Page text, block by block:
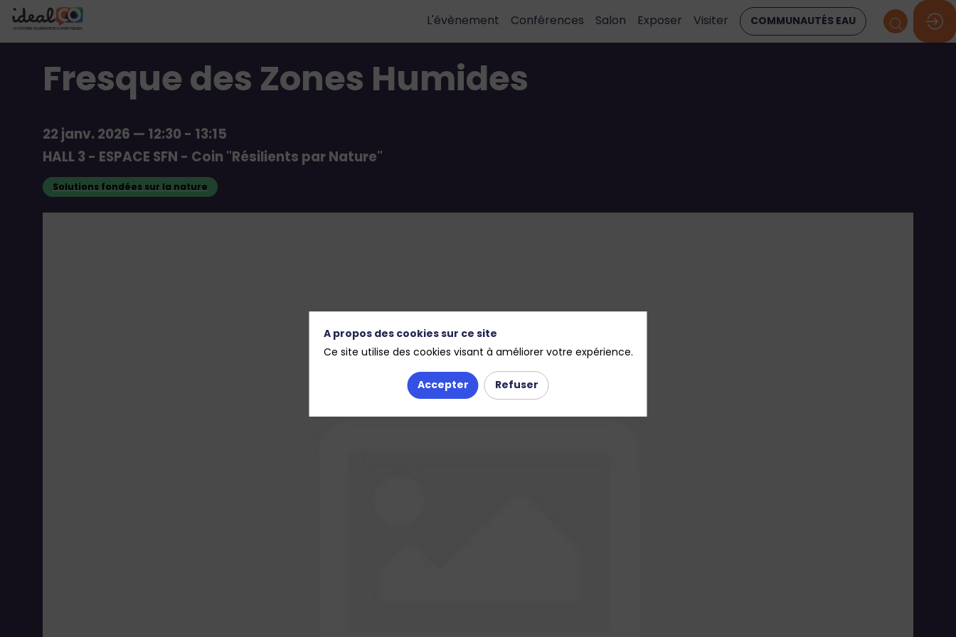
L'évènement Conférences Salon Exposer Visiter COMMUNAUTÉS EAU
Fresque des Zones Humides
22 janv. 2026—12:30- 13:15
HALL 3 - ESPACE SFN - Coin "Résilients par Nature"
Solutions fondées sur la nature
A propos des cookies sur ce site
Ce site utilise des cookies visant à améliorer votre expérience.
Accepter Refuser